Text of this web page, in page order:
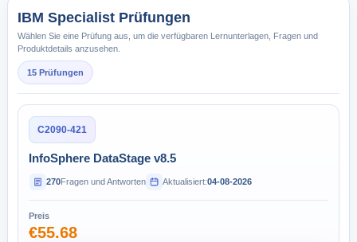
IBM Specialist Prüfungen
Wählen Sie eine Prüfung aus, um die verfügbaren Lernunterlagen, Fragen und
Produktdetails anzusehen.
15 Prüfungen
C2090-421
InfoSphere DataStage v8.5
270Fragen und Antworten Aktualisiert:04-08-2026
Preis
€55.68